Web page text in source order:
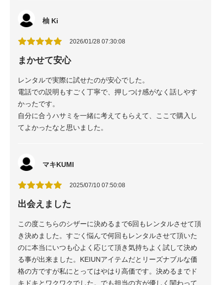
柚 Ki
2026/01/28 07:30:08
まかせて安心
レンタルで実際に試せたのが安心でした。
電話での説明もすごく丁寧で、押しつけ感がなく話しやす
かったです。
自分に合うハサミを一緒に考えてもらえて、ここで購入し
てよかったなと思いました。
マキKUMI
2025/07/10 07:50:08
出会えました
この度こちらのシザーに決めるまで6回もレンタルさせて頂
き決めました。すごく悩んで何回もレンタルさせて頂いた
のに本当にいつも心よく応じて頂き気持ちよく試して決め
る事が出来ました。KEIUNアイテムだとリーズナブルな価
格の方ですが私にとってはやはり高価です。決めるまでド
キドキとワクワクでした。でも担当の方が優しく関わって